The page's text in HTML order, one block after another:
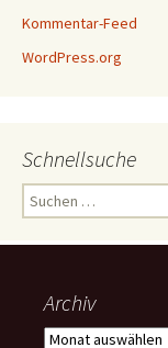
Kommentar-Feed
WordPress.org
Schnellsuche
Suchen
nach:
Archiv
Archiv